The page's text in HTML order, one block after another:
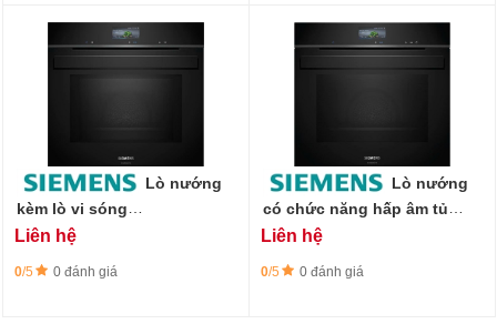
Lò nướng
kèm lò vi sóng
Siemens iQ700 HM976GMB1
- dung tích 67 lít
Liên hệ
0/5 0 đánh giá
Lò nướng
có chức năng hấp âm tủ
Siemens iQ700
HR976GMB1A
Liên hệ
0/5 0 đánh giá